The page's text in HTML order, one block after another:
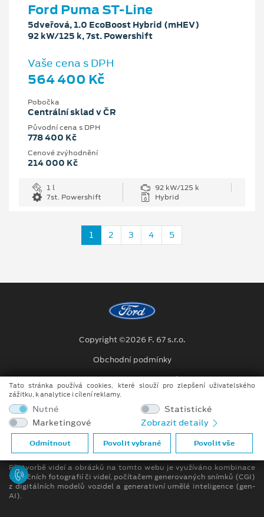
Ford Puma ST-Line
5dveřová, 1.0 EcoBoost Hybrid (mHEV)
92 kW/125 k, 7st. Powershift
Vaše cena s DPH
564 400 Kč
Pobočka
Centrální sklad v ČR
Původní cena s DPH
778 400 Kč
Cenové zvýhodnění
214 000 Kč
1 l
92 kW/125 k
7st. Powershift
Hybrid
1 2 3 4 5
Copyright ©2026 F. 67 s.r.o.
Obchodní podmínky
Ochrana osobních údajů
Prohlášení o zpracování údajů konečných zákazníků
[1]Dodací lhůta se může lišit v závislosti na konkrétní specifikaci.
Bližší informace u prodejce
Při tvorbě videí a obrázků na tomto webu je využíváno kombinace
tradičních fotografií či videí, počítačem generovaných snímků (CGI)
z digitálních modelů vozidel a generativní umělé inteligence (gen-
AI).
Tato stránka používá cookies, které slouží pro zlepšení uživatelského
zážitku, k analytice i cílení reklamy.
Nutné
Statistické
Marketingové
Zobrazit detaily
Odmítnout Povolit vybrané Povolit vše